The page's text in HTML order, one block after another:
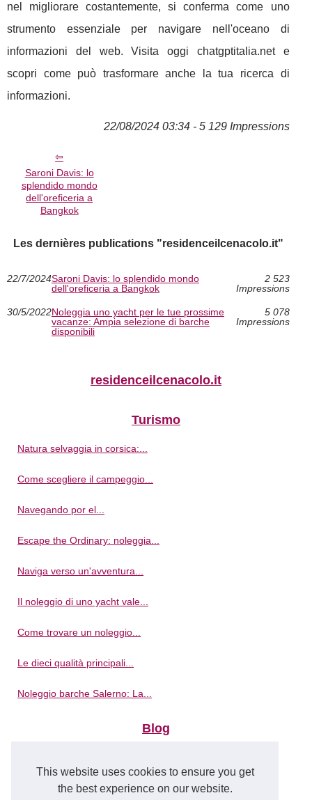
This website uses cookies to ensure you get
the best experience on our website.
nel migliorare costantemente, si conferma come uno
strumento essenziale per navigare nell'oceano di
informazioni del web. Visita oggi chatgptitalia.net e
scopri come può trasformare anche la tua ricerca di
informazioni.
22/08/2024 03:34 - 5 129 Impressions
Saroni Davis: lo
splendido mondo
dell'oreficeria a
Bangkok
Les dernières publications "residenceilcenacolo.it"
22/7/2024Saroni Davis: lo splendido mondo
dell'oreficeria a Bangkok
2 523
Impressions
30/5/2022Noleggia uno yacht per le tue prossime
vacanze: Ampia selezione di barche
disponibili
5 078
Impressions
residenceilcenacolo.it
Turismo
Natura selvaggia in corsica:...
Come scegliere il campeggio...
Navegando por el...
Escape the Ordinary: noleggia...
Naviga verso un'avventura...
Il noleggio di uno yacht vale...
Come trovare un noleggio...
Le dieci qualità principali...
Noleggio barche Salerno: La...
Blog
Saroni Davis: lo splendido...